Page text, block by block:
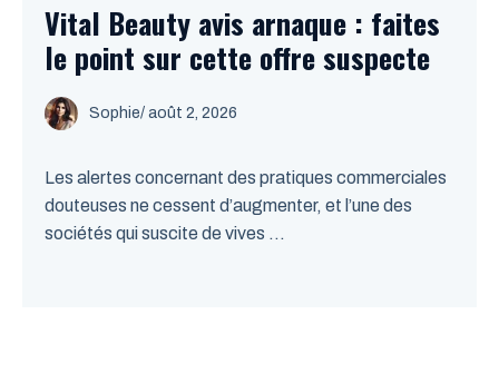
Vital Beauty avis arnaque : faites
le point sur cette offre suspecte
Sophie/ août 2, 2026
Les alertes concernant des pratiques commerciales
douteuses ne cessent d’augmenter, et l’une des
sociétés qui suscite de vives ...